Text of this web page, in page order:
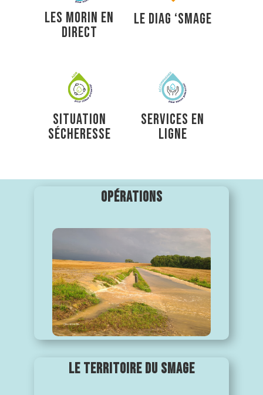
LES MORIN EN
DIRECT
LE DIAG ‘SMAGE
SITUATION
SÉCHERESSE
SERVICES EN
LIGNE
OPÉRATIONS
LE TERRITOIRE DU SMAGE